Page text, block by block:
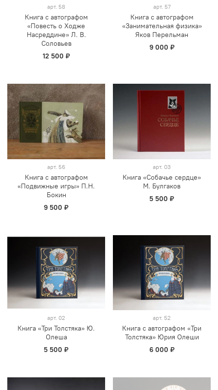
арт. 58
Книга с автографом
«Повесть о Ходже
Насреддине» Л. В.
Соловьев
12 500 ₽
арт. 57
Книга с автографом
«Занимательная физика»
Яков Перельман
9 000 ₽
арт. 56
Книга с автографом
«Подвижные игры» П.Н.
Бокин
9 500 ₽
арт. 03
Книга «Собачье сердце»
М. Булгаков
5 500 ₽
арт. 02
Книга «Три Толстяка» Ю.
Олеша
5 500 ₽
арт. 52
Книга с автографом «Три
Толстяка» Юрия Олеши
6 000 ₽